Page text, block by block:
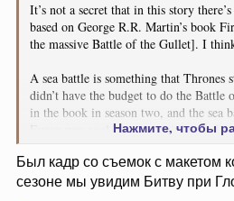
It’s not a secret that in this story
based on George R.R. Martin’s book
the massive Battle of the Gullet]. I think
A sea battle is something that
didn’t have the budget to do the
in the book in season two, and the sea
Euron was cool but was mainly
I assume doing it on water would be
Нажмите, чтобы
Был кадр со съемок с макетом
сезоне мы увидим Битву при